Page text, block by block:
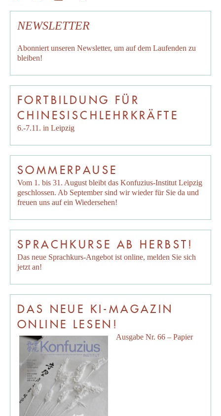
NEWSLETTER
Abonniert unseren Newsletter, um auf dem Laufenden zu
bleiben!
FORTBILDUNG FÜR
CHINESISCHLEHRKRÄFTE
6.-7.11. in Leipzig
SOMMERPAUSE
Vom 1. bis 31. August bleibt das Konfuzius-Institut Leipzig
geschlossen. Ab September sind wir wieder für Sie da und
freuen uns auf ein Wiedersehen!
SPRACHKURSE AB HERBST!
Das neue Sprachkurs-Angebot ist online, melden Sie sich
jetzt an!
DAS NEUE KI-MAGAZIN
ONLINE LESEN!
Ausgabe Nr. 66 – Papier